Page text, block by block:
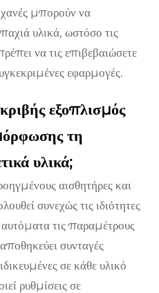
μπορούν να
υλικά, ωστόσο τις
να τις επιβεβαιώσετε
εφαρμογές.
εξοπλισμός
τη
υλικά;
αισθητήρες και
συνεχώς τις ιδιότητες
τις παραμέτρους
συνταγές
σε κάθε υλικό
ρυθμίσεις σε